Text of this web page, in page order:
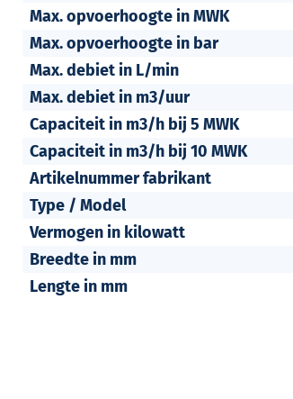
Max. opvoerhoogte in MWK
Max. opvoerhoogte in bar
Max. debiet in L/min
Max. debiet in m3/uur
Capaciteit in m3/h bij 5 MWK
Capaciteit in m3/h bij 10 MWK
Artikelnummer fabrikant
Type / Model
Vermogen in kilowatt
Breedte in mm
Lengte in mm